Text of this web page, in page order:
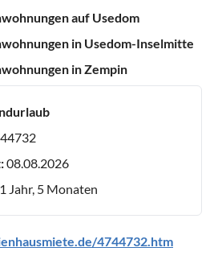
auf Usedom
in Usedom-Inselmitte
in Zempin
08.08.2026
1 Jahr, 5 Monaten
4744732.htm